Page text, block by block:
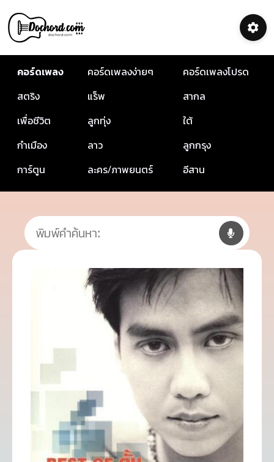
คอร์ดเพลง คอร์ดเพลงง่ายๆ
คอร์ดเพลงโปรด
สตริง
แร็พ
สากล
เพื่อชีวิต
ลูกทุ่ง
ใต้
กำเมือง
ลาว
ลูกกรุง
การ์ตูน
ละคร/ภาพยนตร์ อีสาน